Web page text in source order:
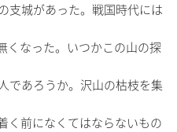
支城があった。戦国時代には
くなった。いつかこの山の探
であろうか。沢山の枯枝を集
く前になくてはならないもの